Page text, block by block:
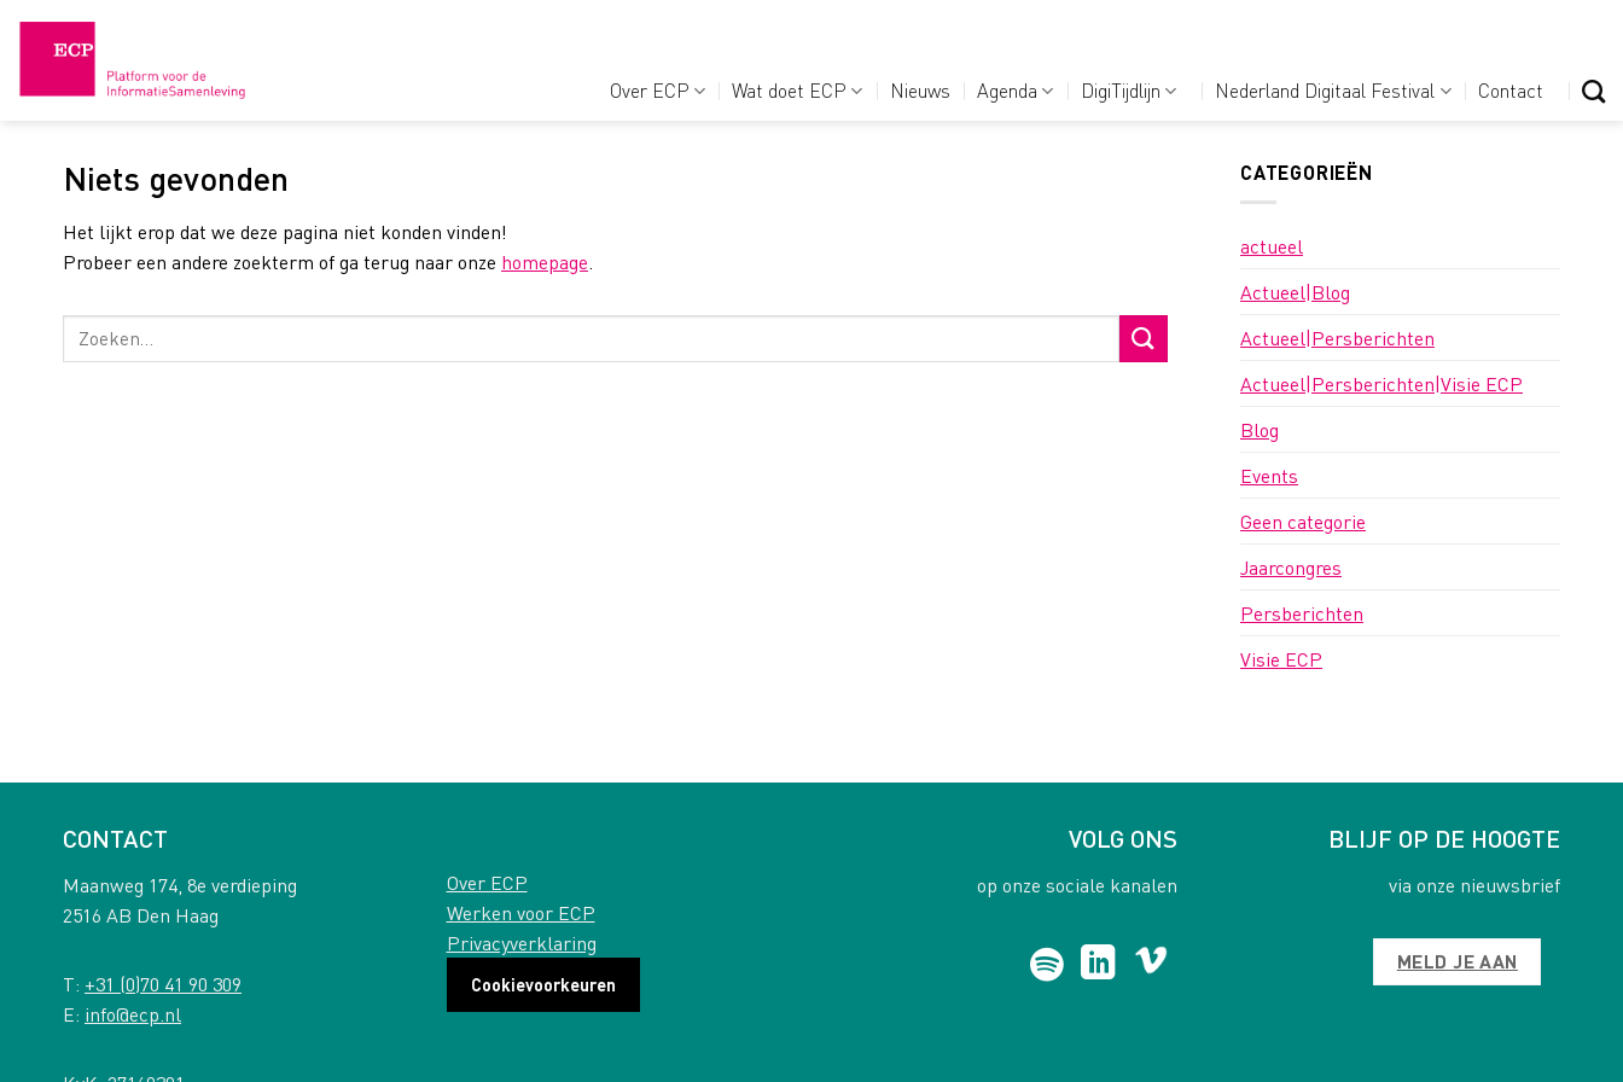
Over ECP Wat doet ECP Nieuws Agenda DigiTijdlijn Nederland Digitaal Festival Contact
Niets gevonden
Het lijkt erop dat we deze pagina niet konden vinden!
Probeer een andere zoekterm of ga terug naar onze homepage
CATEGORIEËN
actueel
Actueel|Blog
Actueel|Persberichten
Actueel|Persberichten|Visie ECP
Blog
Events
Geen categorie
Jaarcongres
Persberichten
Visie ECP
CONTACT
Maanweg 174, 8e verdieping
2516 AB Den Haag
T: +31 (0)70 41 90 309
E: info@ecp.nl
Over ECP
Werken voor ECP
Privacyverklaring
Cookievoorkeuren
VOLG ONS
op onze sociale kanalen
BLIJF OP DE HOOGTE
via onze nieuwsbrief
MELD JE AAN